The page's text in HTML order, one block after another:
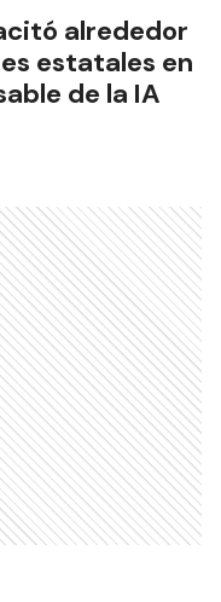
alrededor
estatales en
de la IA